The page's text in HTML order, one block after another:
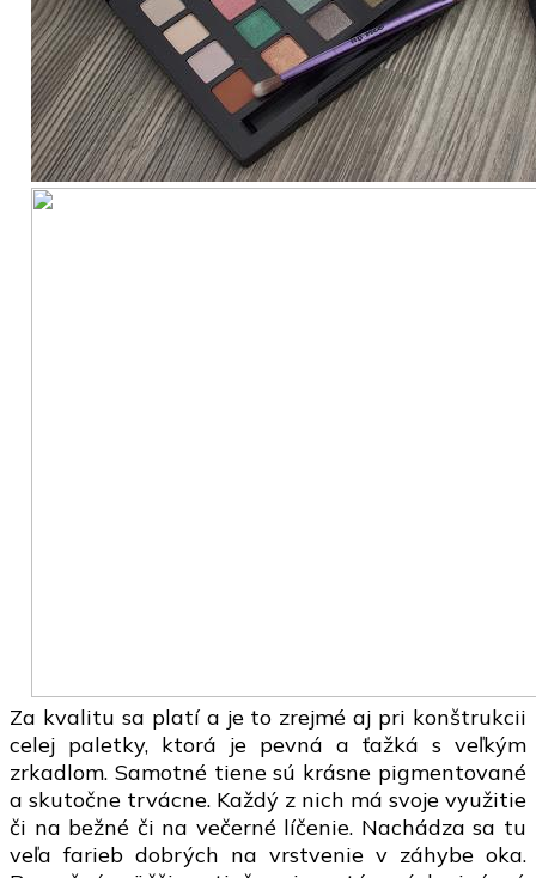
Za kvalitu sa platí a je to zrejmé aj pri konštrukcii
celej paletky, ktorá je pevná a ťažká s veľkým
zrkadlom. Samotné tiene sú krásne pigmentované
a skutočne trvácne. Každý z nich má svoje využitie
či na bežné či na večerné líčenie. Nachádza sa tu
veľa farieb dobrých na vrstvenie v záhybe oka.